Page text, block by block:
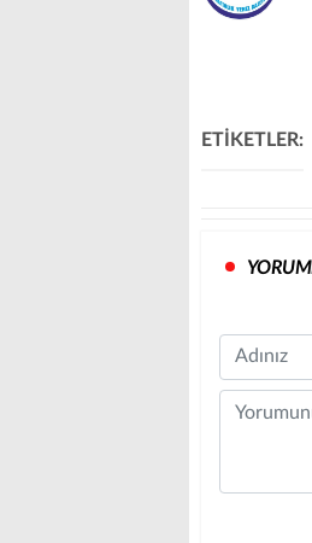
ETİKETLER:
Name
Comment